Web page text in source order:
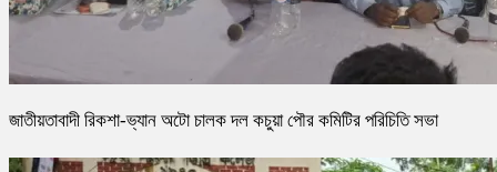
জাতীয়তাবাদী রিকশা-ভ্যান অটো চালক দল কচুয়া পৌর কমিটির পরিচিতি সভা